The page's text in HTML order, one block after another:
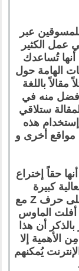
عبر
عمل الكثير
أنها تُساعدك
الهامة حول
مقالاً باللغة
أفضل منه في
ستلاقي
هذه
مواقع أخرى و
حقاً إختراع
كبيرة
فبإستخدامها يُمكن و عبر فقط الضغط على حرف Z مع
أفلت الماوس
أن هذا
الأهمية إلا
يُمكنهم